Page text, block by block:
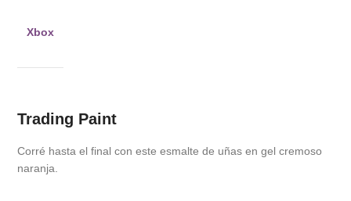
Xbox
Trading Paint
Corré hasta el final con este esmalte de uñas en gel cremoso
naranja.